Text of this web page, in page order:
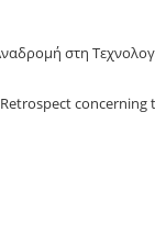
στη
Retrospect